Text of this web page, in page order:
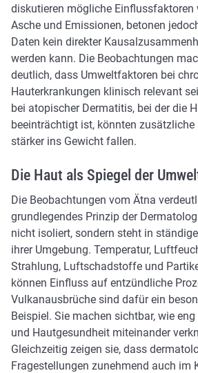
diskutieren mögliche Einflussfaktoren
Asche und Emissionen, betonen
Daten kein direkter
werden kann. Die Beobachtungen
deutlich, dass Umweltfaktoren bei
Hauterkrankungen klinisch relevant
bei atopischer Dermatitis, bei der die
beeinträchtigt ist, könnten zusätzliche
stärker ins Gewicht fallen.
Die Haut als Spiegel der
Die Beobachtungen vom Ätna
grundlegendes Prinzip der
nicht isoliert, sondern steht in
ihrer Umgebung. Temperatur,
Strahlung, Luftschadstoffe und
können Einfluss auf entzündliche
Vulkanausbrüche sind dafür ein
Beispiel. Sie machen sichtbar, wie
und Hautgesundheit miteinander
Gleichzeitig zeigen sie, dass
Fragestellungen zunehmend auch im